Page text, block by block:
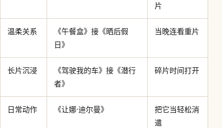
片
温柔关系
《午餐盒》接《晒后假
日》
当晚连看重片
长片沉浸
《驾驶我的车》接《潜行
者》
碎片时间打开
日常动作 《让娜·迪尔曼》
把它当轻松消
遣